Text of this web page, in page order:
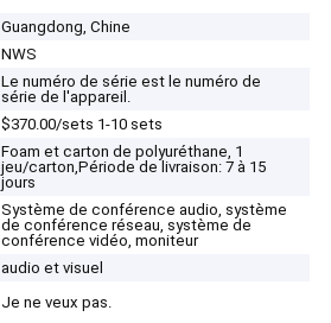
Guangdong, Chine
NWS
Le numéro de série est le numéro de
série de l'appareil.
$370.00/sets 1-10 sets
Foam et carton de polyuréthane, 1
jeu/carton,Période de livraison: 7 à 15
jours
Système de conférence audio, système
de conférence réseau, système de
conférence vidéo, moniteur
audio et visuel
Je ne veux pas.